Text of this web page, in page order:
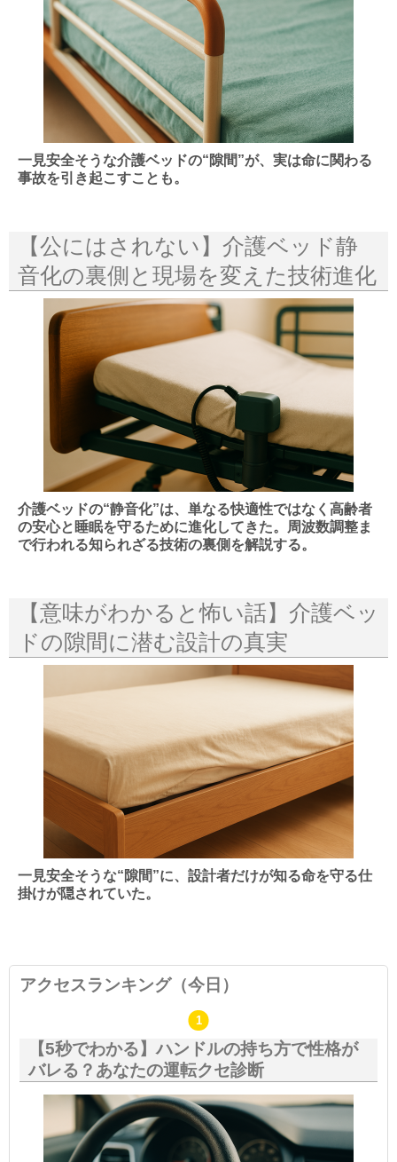
一見安全そうな介護ベッドの“隙間”が、実は命に関わる
事故を引き起こすことも。
【公にはされない】介護ベッド静
音化の裏側と現場を変えた技術進化
介護ベッドの“静音化”は、単なる快適性ではなく高齢者
の安心と睡眠を守るために進化してきた。周波数調整ま
で行われる知られざる技術の裏側を解説する。
【意味がわかると怖い話】介護ベッ
ドの隙間に潜む設計の真実
一見安全そうな“隙間”に、設計者だけが知る命を守る仕
掛けが隠されていた。
アクセスランキング（今日）
【5秒でわかる】ハンドルの持ち方で性格が
バレる？あなたの運転クセ診断